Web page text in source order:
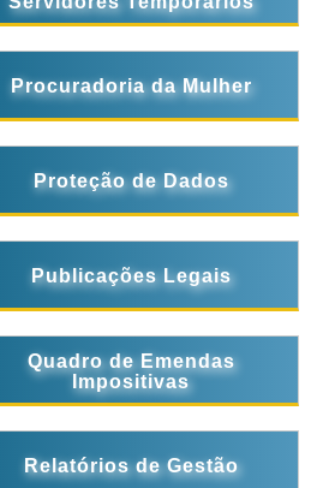
Procuradoria da Mulher
Proteção de Dados
Publicações Legais
Quadro de Emendas
Impositivas
Relatórios de Gestão